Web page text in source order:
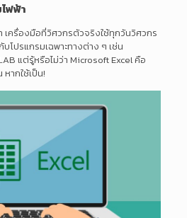
ฟฟ้า
เครื่องมือที่วิศวกรตัวจริงใช้ทุกวันวิศวกร
โปรแกรมเฉพาะทางต่าง ๆ เช่น
แต่รู้หรือไม่ว่า Microsoft Excel คือ
ากใช้เป็น!